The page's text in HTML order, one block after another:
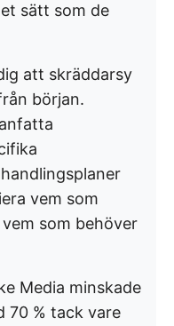
sätt som de
att skräddarsy
början.
vem som
som behöver
Media minskade
70 % tack vare